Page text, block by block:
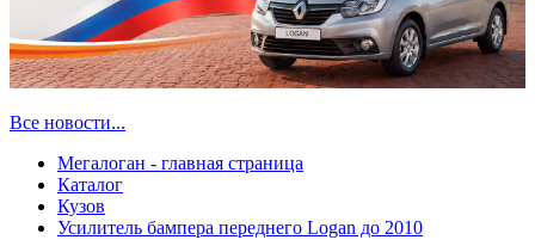
Все новости...
Мегалоган - главная страница
Каталог
Кузов
Усилитель бампера переднего Logan до 2010